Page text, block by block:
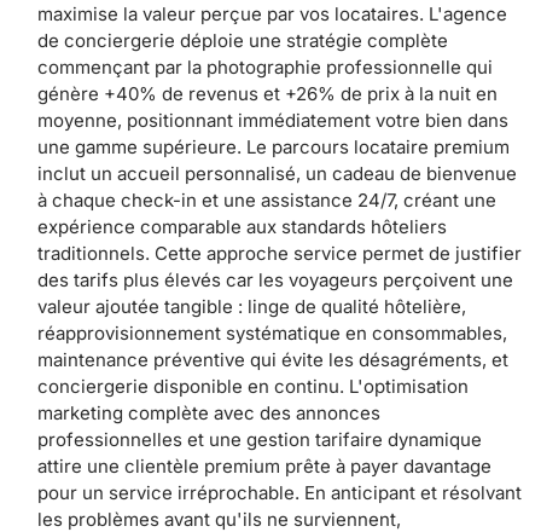
maximise la valeur perçue par vos locataires. L'agence
de conciergerie déploie une stratégie complète
commençant par la photographie professionnelle qui
génère +40% de revenus et +26% de prix à la nuit en
moyenne, positionnant immédiatement votre bien dans
une gamme supérieure. Le parcours locataire premium
inclut un accueil personnalisé, un cadeau de bienvenue
à chaque check-in et une assistance 24/7, créant une
expérience comparable aux standards hôteliers
traditionnels. Cette approche service permet de justifier
des tarifs plus élevés car les voyageurs perçoivent une
valeur ajoutée tangible : linge de qualité hôtelière,
réapprovisionnement systématique en consommables,
maintenance préventive qui évite les désagréments, et
conciergerie disponible en continu. L'optimisation
marketing complète avec des annonces
professionnelles et une gestion tarifaire dynamique
attire une clientèle premium prête à payer davantage
pour un service irréprochable. En anticipant et résolvant
les problèmes avant qu'ils ne surviennent,